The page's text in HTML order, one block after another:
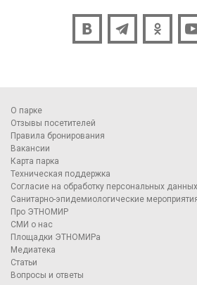
О парке
Отзывы посетителей
Правила бронирования
Вакансии
Карта парка
Техническая поддержка
Согласие на обработку персональных данных
Санитарно-эпидемиологические
Про ЭТНОМИР
СМИ о нас
Площадки ЭТНОМИРа
Медиатека
Статьи
Вопросы и ответы